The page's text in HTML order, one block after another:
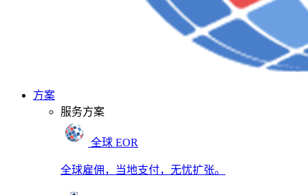
方案
服务方案
全球 EOR
全球雇佣，当地支付，无忧扩张。